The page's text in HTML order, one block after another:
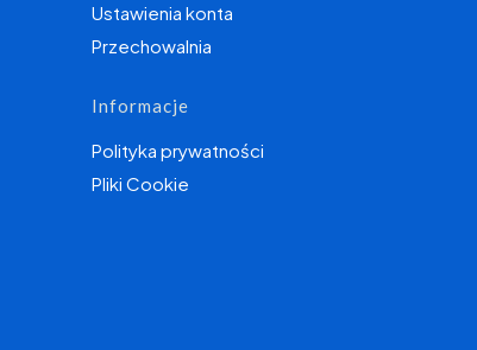
Ustawienia konta
Przechowalnia
Informacje
Polityka prywatności
Pliki Cookie